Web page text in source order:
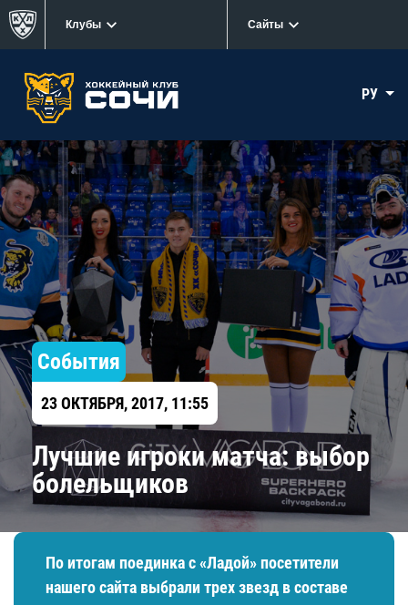
Клубы Сайты
РУ
События
23 ОКТЯБРЯ, 2017, 11:55
Лучшие игроки матча: выбор
болельщиков
По итогам поединка с «Ладой» посетители
нашего сайта выбрали трех звезд в составе